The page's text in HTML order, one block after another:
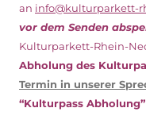
an info@kulturparkett-
vor dem Senden
Kulturparkett-Rhein-
Abholung des
Termin in unserer
“Kulturpass Abholung”